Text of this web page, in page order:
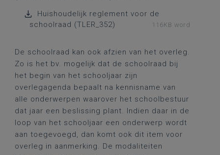
Huishoudelijk reglement voor de
schoolraad (TLER_352)
116KB word
De schoolraad kan ook afzien van het overleg.
Zo is het bv. mogelijk dat de schoolraad bij
het begin van het schooljaar zijn
overlegagenda bepaalt na kennisname van
alle onderwerpen waarover het schoolbestuur
dat jaar een beslissing plant. Indien daar in de
loop van het schooljaar een onderwerp wordt
aan toegevoegd, dan komt ook dit item voor
overleg in aanmerking. De modaliteiten